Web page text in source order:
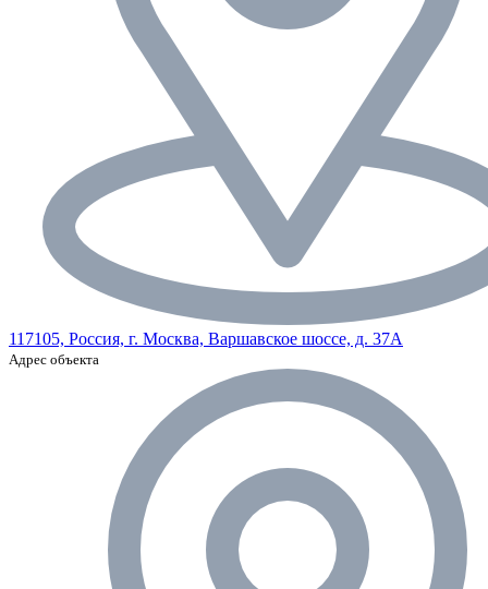
117105, Россия, г. Москва, Варшавское шоссе, д. 37А
Адрес объекта